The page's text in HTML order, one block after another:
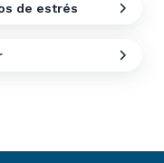
de estrés